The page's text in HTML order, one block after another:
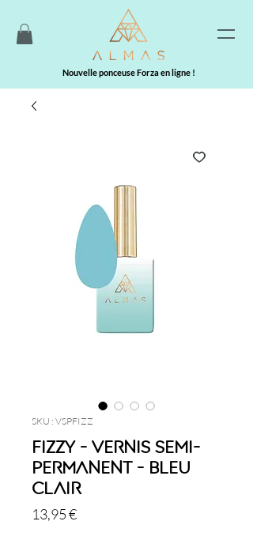
Nouvelle ponceuse Forza en ligne !
SKU : VSPFIZZ
Fizzy - Vernis semi-
permanent - Bleu
Clair
13,95 €Prix